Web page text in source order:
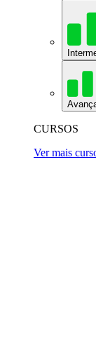
CURSOS
Ver mais